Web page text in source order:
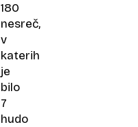
180
nesreč,
v
katerih
je
bilo
7
hudo